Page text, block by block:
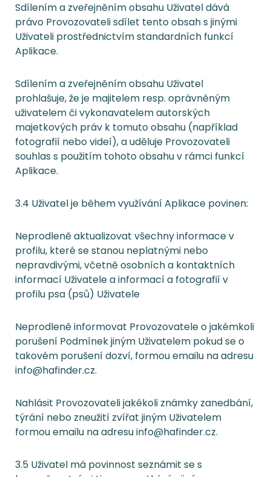
Sdílením a zveřejněním obsahu Uživatel dává
právo Provozovateli sdílet tento obsah s jinými
Uživateli prostřednictvím standardních funkcí
Aplikace.
Sdílením a zveřejněním obsahu Uživatel
prohlašuje, že je majitelem resp. oprávněným
uživatelem či vykonavatelem autorských
majetkových práv k tomuto obsahu (například
fotografií nebo videí), a uděluje Provozovateli
souhlas s použitím tohoto obsahu v rámci funkcí
Aplikace.
3.4 Uživatel je během využívání Aplikace povinen:
Neprodleně aktualizovat všechny informace v
profilu, které se stanou neplatnými nebo
nepravdivými, včetně osobních a kontaktních
informací Uživatele a informací a fotografií v
profilu psa (psů) Uživatele
Neprodleně informovat Provozovatele o jakémkoli
porušení Podmínek jiným Uživatelem pokud se o
takovém porušení dozví, formou emailu na adresu
info@hafinder.cz.
Nahlásit Provozovateli jakékoli známky zanedbání,
týrání nebo zneužití zvířat jiným Uživatelem
formou emailu na adresu info@hafinder.cz.
3.5 Uživatel má povinnost seznámit se s